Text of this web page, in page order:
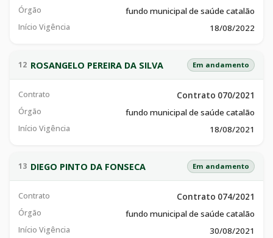
Órgão fundo municipal de saúde catalão
Início Vigência 18/08/2022
12 ROSANGELO PEREIRA DA SILVA Em andamento
Contrato Contrato 070/2021
Órgão fundo municipal de saúde catalão
Início Vigência 18/08/2021
13 DIEGO PINTO DA FONSECA Em andamento
Contrato Contrato 074/2021
Órgão fundo municipal de saúde catalão
Início Vigência 30/08/2021